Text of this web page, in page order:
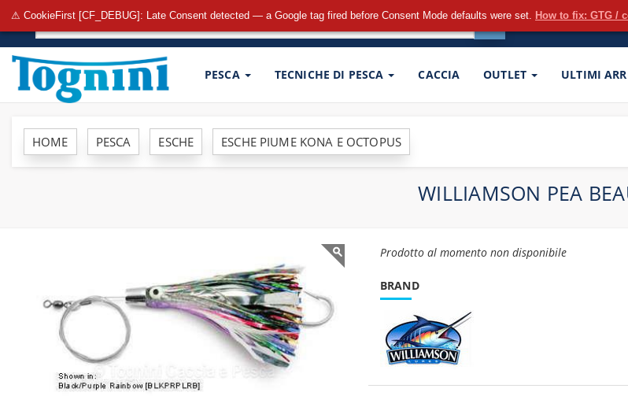
⚠ CookieFirst [CF_DEBUG]: Late Consent detected — a Google tag fired before Consent Mode defaults were set. How to fix: GTG /
PESCA TECNICHE DI PESCA CACCIA OUTLET ULTIMI
HOME PESCA ESCHE ESCHE PIUME KONA E OCTOPUS
WILLIAMSON PEA
Prodotto al momento non disponibile
BRAND